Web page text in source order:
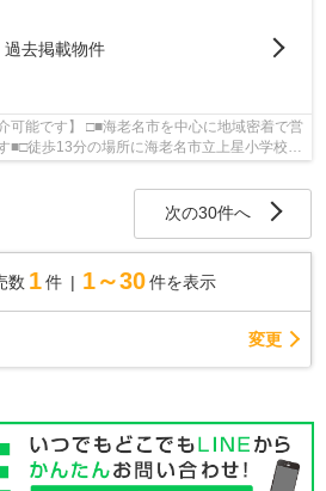
過去掲載物件
可能です】 □■海老名市を中心に地域密着で営
■□徒歩13分の場所に海老名市立上星小学校が
次の30件へ
数 1 件 1～30 件を表示
変更